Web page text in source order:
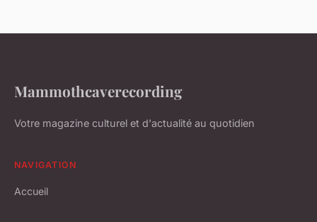
Mammothcaverecording
Votre magazine culturel et d'actualité au quotidien
NAVIGATION
Accueil